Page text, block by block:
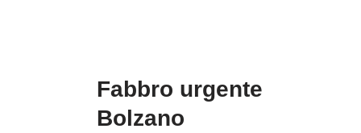
Fabbro urgente
Bolzano